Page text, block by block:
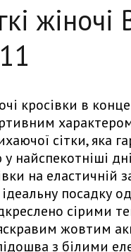
жіночі
кросівки в
сітки, яка
найспекотніші
на еластичній
посадку
сірими
жовтим
з білими